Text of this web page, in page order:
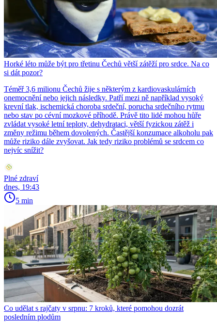
Horké léto může být pro třetinu Čechů větší zátěží pro srdce. Na co
si dát pozor?
Téměř 3,6 milionu Čechů žije s některým z kardiovaskulárních
onemocnění nebo jejich následky. Patří mezi ně například vysoký
krevní tlak, ischemická choroba srdeční, porucha srdečního rytmu
nebo stav po cévní mozkové příhodě. Právě tito lidé mohou hůře
zvládat vysoké letní teploty, dehydrataci, větší fyzickou zátěž i
změny režimu během dovolených. Častější konzumace alkoholu pak
může riziko dále zvyšovat. Jak tedy riziko problémů se srdcem co
nejvíc snížit?
Plné zdraví
dnes, 19:43
5 min
Co udělat s rajčaty v srpnu: 7 kroků, které pomohou dozrát
posledním plodům